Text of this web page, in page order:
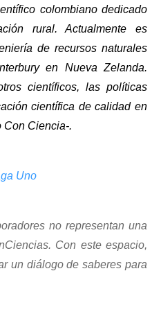
colombiano dedicado
rural. Actualmente es
de recursos naturales
en Nueva Zelanda.
científicos, las políticas
científica de calidad en
Con Ciencia-.
Uno
no representan una
Con este espacio,
un diálogo de saberes para